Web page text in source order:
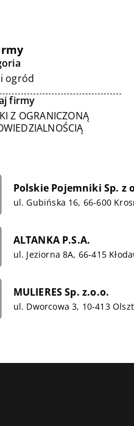
ogród
firmy
Z OGRANICZONĄ
Polskie Pojemniki Sp. z
ul. Gubińska 16, 66-600
ALTANKA P.S.A.
ul. Jeziorna 8A, 66-415
MULIERES Sp. z.o.o.
ul. Dworcowa 3, 10-413